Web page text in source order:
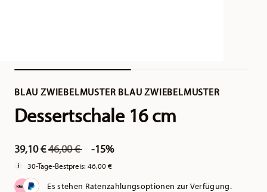
BLAU ZWIEBELMUSTER BLAU ZWIEBELMUSTER
Dessertschale 16 cm
39,10 €Price reduced from
46,00 €to -15%
30-Tage-Bestpreis:46,00 €
Es stehen Ratenzahlungsoptionen zur Verfügung.